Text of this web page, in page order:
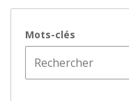
Mots-clés